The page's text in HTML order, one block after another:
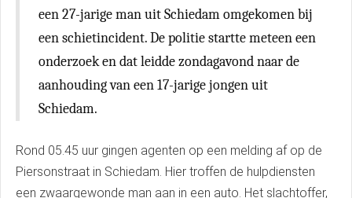
een 27-jarige man uit Schiedam omgekomen bij
een schietincident. De politie startte meteen een
onderzoek en dat leidde zondagavond naar de
aanhouding van een 17-jarige jongen uit
Schiedam.
Rond 05.45 uur gingen agenten op een melding af op de
Piersonstraat in Schiedam. Hier troffen de hulpdiensten
een zwaargewonde man aan in een auto. Het slachtoffer,